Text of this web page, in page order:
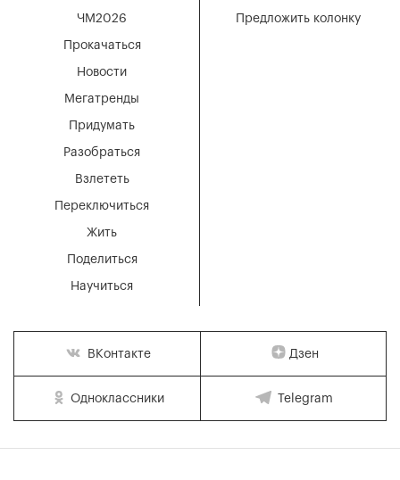
Мегатренды
Придумать
Разобраться
Взлететь
Новости
Переключиться
Жить
Поделиться
Научиться
ЧМ2026
Прокачаться
Предложить колонку
ВКонтакте Дзен
Одноклассники Telegram